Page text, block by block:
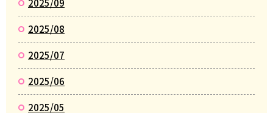
2025/09
2025/08
2025/07
2025/06
2025/05